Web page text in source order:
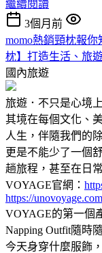
繼續閱讀
3個月前
momo熱銷頸枕報
枕】打造生活、旅
國內旅遊
旅遊．不只是心境
其境在每個文化、
人生，伴隨我們的
更是不能少了一個
趟旅程，甚至在日
VOYAGE官網：
https://
VOYAGE的第一個
Napping Outfit隨時
今天身穿什麼服飾